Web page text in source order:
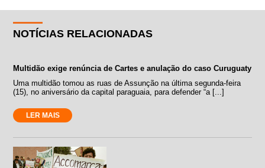
NOTÍCIAS RELACIONADAS
Multidão exige renúncia de Cartes e anulação do caso Curuguaty
Uma multidão tomou as ruas de Assunção na última segunda-feira
(15), no aniversário da capital paraguaia, para defender “a [...]
LER MAIS